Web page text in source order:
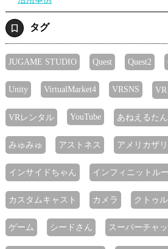
タグ
JUGAME STUDIO Quest Quest2
Unity VirtualMarket4 VRSNS
VRレンタル YouTube あねえるたん
みゅみゅ アストネス アメリカザ
インサイドちゃん インフィニットル
カスタムキャスト カメラ クトゥ
ゲーム シードさん スーパーチャ